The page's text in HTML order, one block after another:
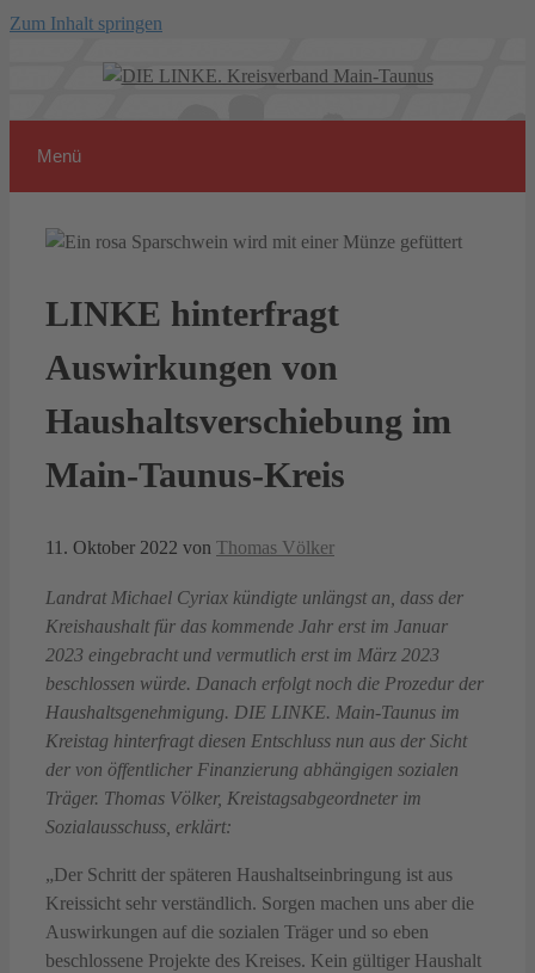
Zum Inhalt springen
Menü
LINKE hinterfragt
Auswirkungen von
Haushaltsverschiebung im
Main-Taunus-Kreis
11. Oktober 2022 von Thomas Völker
Landrat Michael Cyriax kündigte unlängst an, dass der
Kreishaushalt für das kommende Jahr erst im Januar
2023 eingebracht und vermutlich erst im März 2023
beschlossen würde. Danach erfolgt noch die Prozedur der
Haushaltsgenehmigung. DIE LINKE. Main-Taunus im
Kreistag hinterfragt diesen Entschluss nun aus der Sicht
der von öffentlicher Finanzierung abhängigen sozialen
Träger. Thomas Völker, Kreistagsabgeordneter im
Sozialausschuss, erklärt:
„Der Schritt der späteren Haushaltseinbringung ist aus
Kreissicht sehr verständlich. Sorgen machen uns aber die
Auswirkungen auf die sozialen Träger und so eben
beschlossene Projekte des Kreises. Kein gültiger Haushalt